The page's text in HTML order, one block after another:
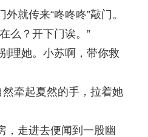
传来“咚咚咚”敲门。
？开下门诶。”
她。小苏啊，带你救
牵起夏然的手，拉着她
走进去便闻到一股幽